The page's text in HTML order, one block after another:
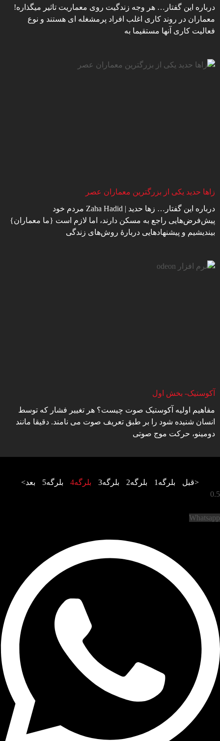
درباره این گفتار… هر وجه زندگیت روی معماریت تاثیر میگذاره!
معماران در روند کاری اغلب افراد پرمشغله ای هستند و نوع
فعالیت کاری آنها مستقیما به
زاها حدید یکی از بزرگترین معماران عصر
درباره این گفتار… زها حدید | Zaha Hadid مردم خود
پیش‌فرض‌هایی راجع به مسکن دارند، اما لازم است {ما معماران}
بیندیشیم و پیشنهادهایی دربارهٔ روش‌های زندگی
آکوستیک- بخش اول
مفاهیم اولیه آکوستیک صوت چیست؟ هر تغییر فشار که توسط
انسان شنیده شود را بر طبق تعریف صوت می نامند. دقیقا مانند
دومینو، حرکت موج صوتی
<قبل بلرگه 1 بلرگه2 بلرگه3 بلرگه4 بلرگه5 بعد>
Whatsapp